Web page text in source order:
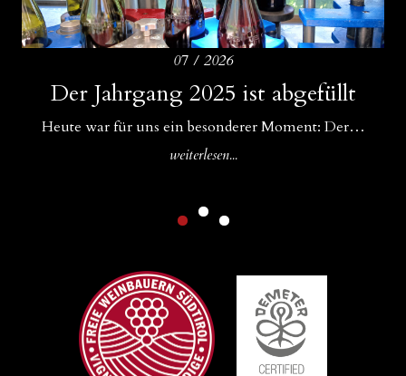
07 / 2026
Der Jahrgang 2025 ist abgefüllt
Heute war für uns ein besonderer Moment: Der…
weiterlesen...
Amphoren als ideale Ergänzung zu
Betonfässern und Betoneiern
In unserem Keller gibt es Zuwachs: Neben unseren…
Drei Bühnen für unsere Weine
Für uns im WeinGut Seppi sind Begegnungen ein…
weiterlesen...